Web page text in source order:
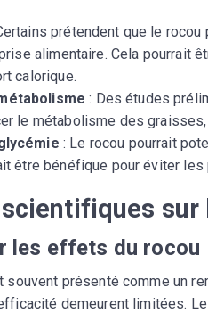
prétendent que le
alimentaire. Cela pourrait
calorique.
: Des études
le métabolisme des
: Le rocou pourrait
être bénéfique pour éviter
sur
les effets du rocou
souvent présenté comme un
demeurent limitées.